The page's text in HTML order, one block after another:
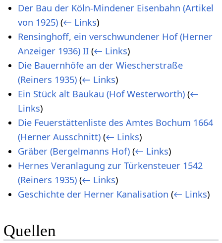
Der Bau der Köln-Mindener Eisenbahn (Artikel
von 1925) (← Links)
Rensinghoff, ein verschwundener Hof (Herner
Anzeiger 1936) II (← Links)
Die Bauernhöfe an der Wiescherstraße
(Reiners 1935) (← Links)
Ein Stück alt Baukau (Hof Westerworth) (←
Links)
Die Feuerstättenliste des Amtes Bochum 1664
(Herner Ausschnitt) (← Links)
Gräber (Bergelmanns Hof) (← Links)
Hernes Veranlagung zur Türkensteuer 1542
(Reiners 1935) (← Links)
Geschichte der Herner Kanalisation (← Links)
Quellen